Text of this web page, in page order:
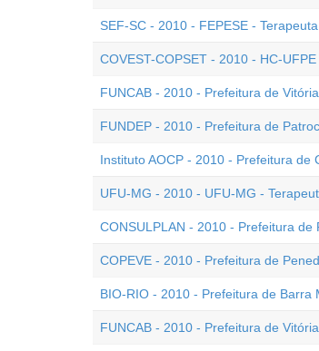
SEF-SC - 2010 - FEPESE -
COVEST-COPSET - 2010 - HC-
FUNCAB - 2010 - Prefeitura de
FUNDEP - 2010 - Prefeitura de
Instituto AOCP - 2010 - Prefeitura de
UFU-MG - 2010 - UFU-MG -
CONSULPLAN - 2010 - Prefeitura
COPEVE - 2010 - Prefeitura de
BIO-RIO - 2010 - Prefeitura de Barra
FUNCAB - 2010 - Prefeitura de